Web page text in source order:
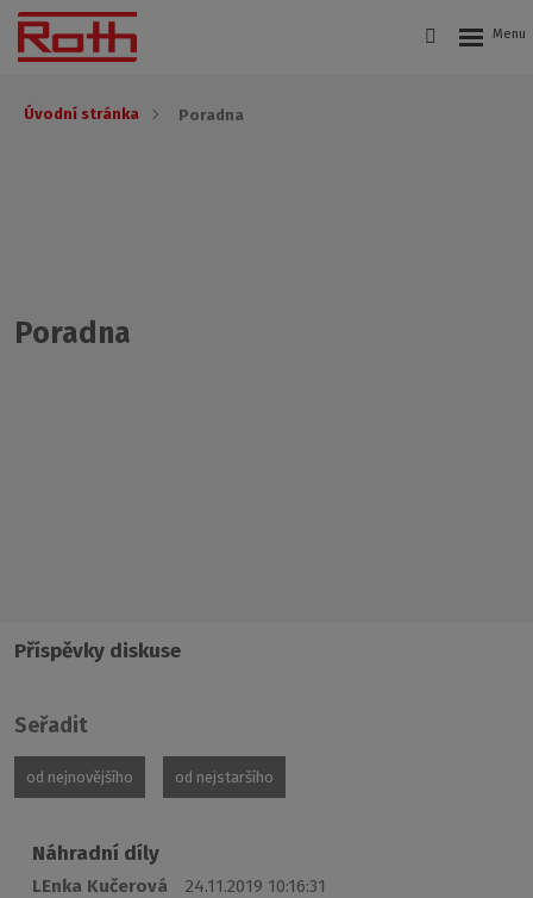
Úvodní stránka Poradna
Poradna
Příspěvky diskuse
Seřadit
od nejnovějšího od nejstaršího
Náhradní díly
LEnka Kučerová
24.11.2019 10:16:31